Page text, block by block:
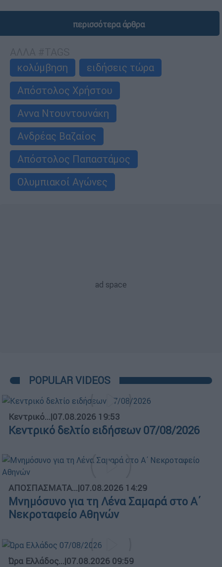
περισσότερα άρθρα
κολύμβηση
ειδήσεις τώρα
Απόστολος Χρήστου
Αννα Ντουντουνάκη
Ανδρέας Βαζαίος
Απόστολος Παπαστάμος
Ολυμπιακοί Αγώνες
POPULAR VIDEOS
Κεντρικό...|07.08.2026 19:53
Κεντρικό δελτίο ειδήσεων 07/08/2026
ΑΠΟΣΠΑΣΜΑΤΑ...|07.08.2026 14:29
Μνημόσυνο για τη Λένα Σαμαρά στο Α΄
Νεκροταφείο Αθηνών
Ώρα Ελλάδος...|07.08.2026 09:59